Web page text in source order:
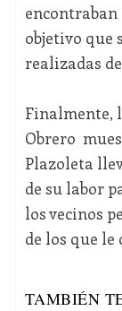
encontraban
objetivo que
realizadas
Finalmente,
Obrero
Plazoleta
de su labor
los vecinos
de los que le
TAMBIÉN